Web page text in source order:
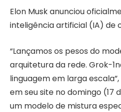
Elon Musk anunciou
inteligência artificial (IA) de
“Lançamos os pesos do
arquitetura da rede. Grok-1
linguagem em larga escala”,
em seu site no domingo (17
um modelo de mistura